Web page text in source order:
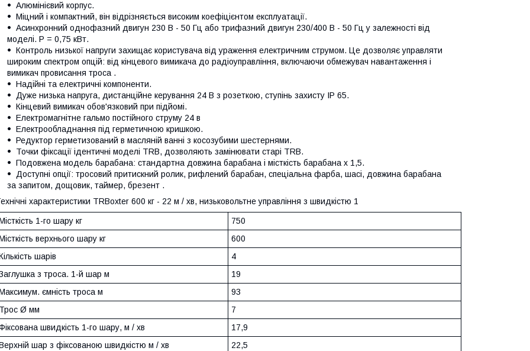
Алюмінієвий корпус.
Міцний і компактний, він відрізняється високим коефіцієнтом експлуатації.
Асинхронний однофазний двигун 230 В - 50 Гц або трифазний двигун 230/400 В - 50 Гц у залежності від
моделі. P = 0,75 кВт.
Контроль низької напруги захищає користувача від ураження електричним струмом. Це дозволяє управляти
широким спектром опцій: від кінцевого вимикача до радіоуправління, включаючи обмежувач навантаження і
вимикач провисання троса .
Надійні та електричні компоненти.
Дуже низька напруга, дистанційне керування 24 В з розеткою, ступінь захисту IP 65.
Кінцевий вимикач обов'язковий при підйомі.
Електромагнітне гальмо постійного струму 24 в
Електрообладнання під герметичною кришкою.
Редуктор герметизований в масляній ванні з косозубими шестернями.
Точки фіксації ідентичні моделі TRB, дозволяють замінювати старі TRB.
Подовжена модель барабана: стандартна довжина барабана і місткість барабана х 1,5.
Доступні опції: тросовий притискний ролик, рифлений барабан, спеціальна фарба, шасі, довжина барабана
за запитом, дощовик, таймер, брезент .
характеристики TRBoxter 600 кг - 22 м / хв, низьковольтне управління з швидкістю 1
1-го шару кг
750
верхнього шару кг
600
шарів
4
з троса. 1-й шар м
19
ємність троса м
93
Трос Ø мм
7
швидкість 1-го шару, м / хв
17,9
шар з фіксованою швидкістю м / хв
22,5